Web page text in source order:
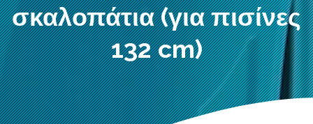
σκαλοπάτια (για πισίνες
132 cm)